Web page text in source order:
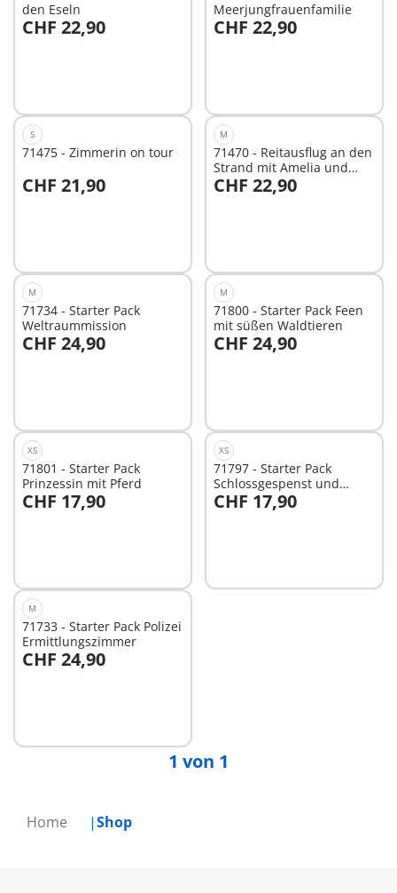
Home Shop
den Eseln
CHF 22,90
In den Warenkorb
Meerjungfrauenfamilie
CHF 22,90
S
71475 - Zimmerin on tour
CHF 21,90
In den Warenkorb
M
71470 - Reitausflug an den
Strand mit Amelia und
Ben
CHF 22,90
In den Warenkorb
M
71734 - Starter Pack
Weltraummission
CHF 24,90
In den Warenkorb
M
71800 - Starter Pack Feen
mit süßen Waldtieren
CHF 24,90
In den Warenkorb
XS
71801 - Starter Pack
Prinzessin mit Pferd
CHF 17,90
In den Warenkorb
XS
71797 - Starter Pack
Schlossgespenst und
Ritter
CHF 17,90
M
71733 - Starter Pack Polizei
Ermittlungszimmer
CHF 24,90
1 von 1